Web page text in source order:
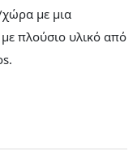
με μια
πλούσιο υλικό από